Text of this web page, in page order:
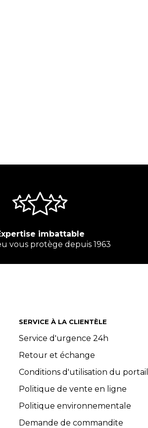
imbattable
vous protège depuis 1963
SERVICE À LA CLIENTÈLE
Service d'urgence 24h
Retour et échange
Conditions d'utilisation du portail
Politique de vente en ligne
Politique environnementale
Demande de commandite